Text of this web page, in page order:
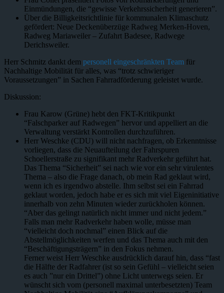
Einmündungen, die “gewisse Verkehrssicherheit generieren”.
Über die Billigkeitsrichtlinie für kommunalen Klimaschutz
gefördert: Neue Deckenüberzüge Radweg Merken-Hoven,
Radweg Mariaweiler – Zufahrt Badesee, Radwege
Derichsweiler.
Herr Schmitz dankt dem personell eingeschränkten Team für
Nachhaltige Mobilität für alles, was “trotz schwieriger
Voraussetzungen” in Sachen Fahrradförderung geleistet wurde.
Diskussion:
Frau Karow (Grüne) hebt den FKT-Kritikpunkt
“Falschparker auf Radwegen” hervor und appelliert an die
Verwaltung verstärkt Kontrollen durchzuführen.
Herr Weschke (CDU) will nicht nachfragen, ob Erkenntnisse
vorliegen, dass die Neuaufteilung der Fahrspuren
Schoellerstraße zu signifikant mehr Radverkehr geführt hat.
Das Thema “Sicherheit” sei nach wie vor ein sehr virulentes
Thema – also die Frage danach, ob mein Rad geklaut wird,
wenn ich es irgendwo abstelle. Ihm selbst sei ein Fahrrad
geklaut worden, jedoch habe er es sich mit viel Eigeninitiative
innerhalb von zehn Minuten wieder zurückholen können.
“Aber das gelingt natürlich nicht immer und nicht jedem.”
Falls man mehr Radverkehr haben wolle, müsse man
“vielleicht doch nochmal” einen Blick auf die
Abstellmöglichkeiten werfen und das Thema auch mit den
“Beschäftigungsträgern” in den Fokus nehmen.
Ferner weist Herr Weschke ausdrücklich darauf hin, dass “fast
die Hälfte der Radfahrer (ist so sein Gefühl – vielleicht seien
es auch ”nur ein Drittel”) ohne Licht unterwegs seien. Er
wünscht sich vom (personell maximal unterbesetzten) Team